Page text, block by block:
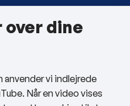
over dine
anvender vi indlejrede
Når en video vises